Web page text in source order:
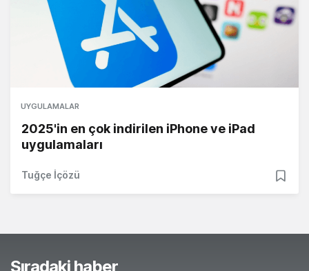
UYGULAMALAR
2025'in en çok indirilen iPhone ve iPad
uygulamaları
Tuğçe İçözü
Sıradaki haber